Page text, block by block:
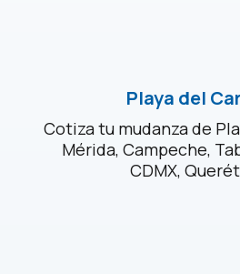
Playa del
Cotiza tu mudanza de
Mérida, Campeche,
CDMX,